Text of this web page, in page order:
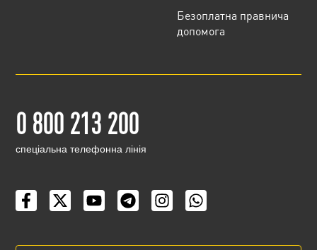
Безоплатна правнича
допомога
0 800 213 200
cпеціальна телефонна лінія